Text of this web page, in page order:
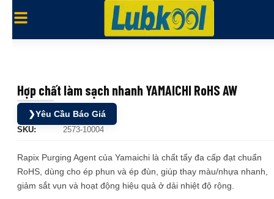
Hợp chất làm sạch nhanh YAMAICHI RoHS AW
❯Yêu Cầu Báo Giá
SKU: 2573-10004
Rapix Purging Agent của Yamaichi là chất tẩy đa cấp đạt chuẩn
RoHS, dùng cho ép phun và ép đùn, giúp thay màu/nhựa nhanh,
giảm sắt vụn và hoạt động hiệu quả ở dải nhiệt độ rộng.